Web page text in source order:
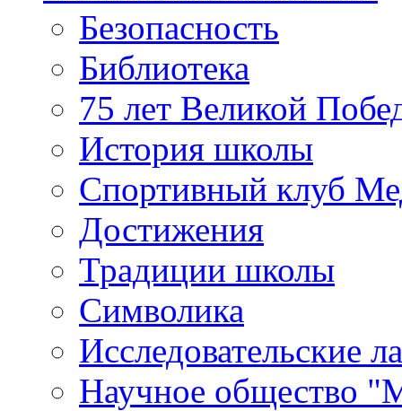
Безопасность
Библиотека
75 лет Великой
История школы
Спортивный клуб
Достижения
Традиции школы
Символика
Исследовательские
Научное общество